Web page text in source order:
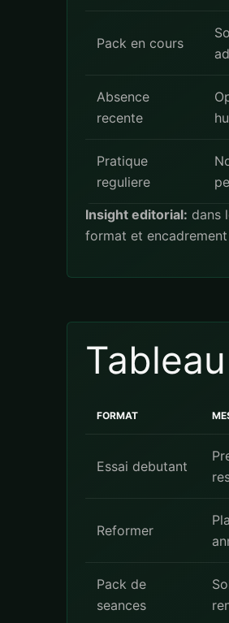
Pack en cours
Absence
recente
Pratique
reguliere
Insight editorial: dans
format et
FORMAT
Essai debutant
Reformer
Pack de
seances